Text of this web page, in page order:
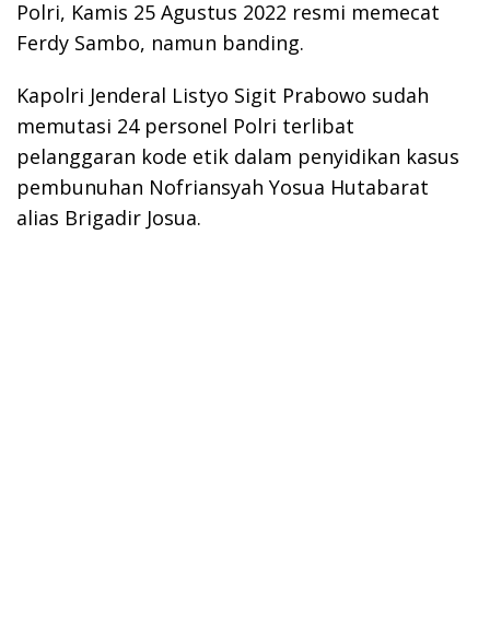
Polri, Kamis 25 Agustus 2022 resmi memecat
Ferdy Sambo, namun banding.
Kapolri Jenderal Listyo Sigit Prabowo sudah
memutasi 24 personel Polri terlibat
pelanggaran kode etik dalam penyidikan kasus
pembunuhan Nofriansyah Yosua Hutabarat
alias Brigadir Josua.